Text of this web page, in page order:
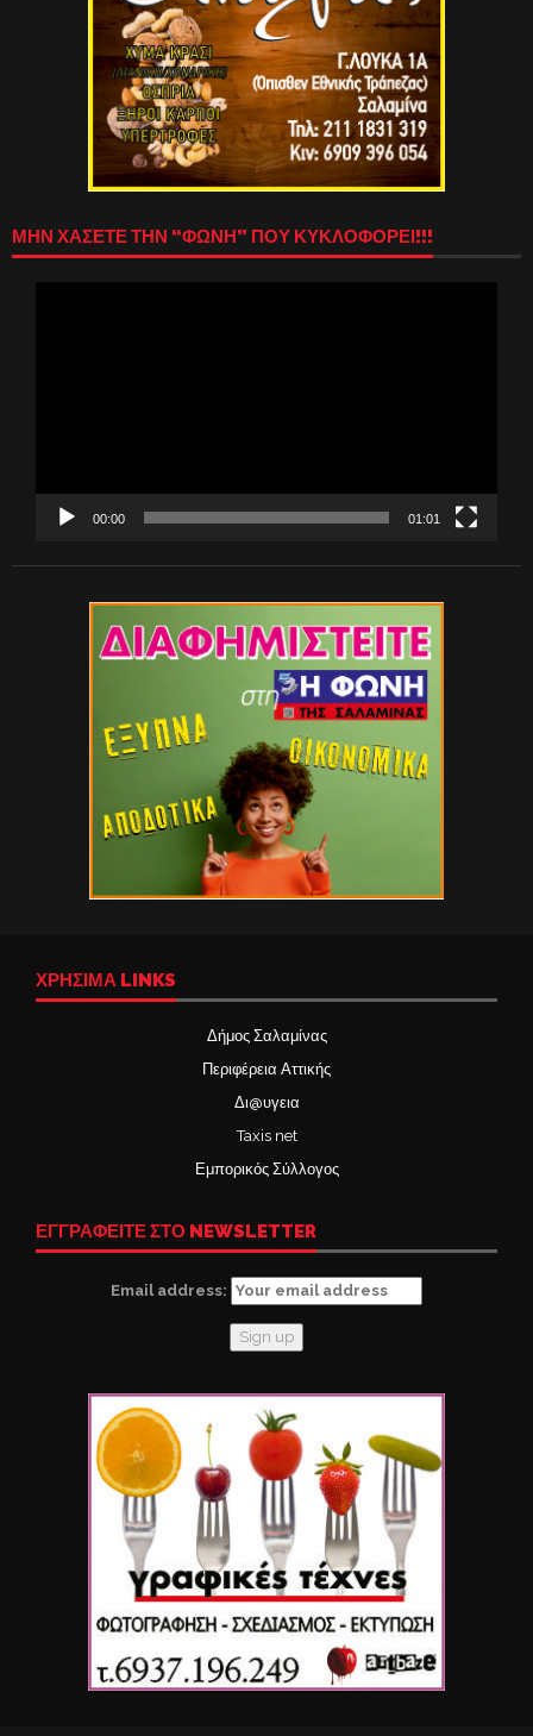
ΜΗΝ ΧΑΣΕΤΕ ΤΗΝ “ΦΩΝΗ” ΠΟΥ ΚΥΚΛΟΦΟΡΕΙ!!!
00:00 01:01
ΧΡΉΣΙΜΑ LINKS
Δήμος Σαλαμίνας
Περιφέρεια Αττικής
Δι@υγεια
Taxis net
Εμπορικός Σύλλογος
ΕΓΓΡΑΦΕΙΤΕ ΣΤΟ NEWSLETTER
Email address: